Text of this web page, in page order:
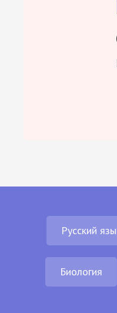
Русский
Биология